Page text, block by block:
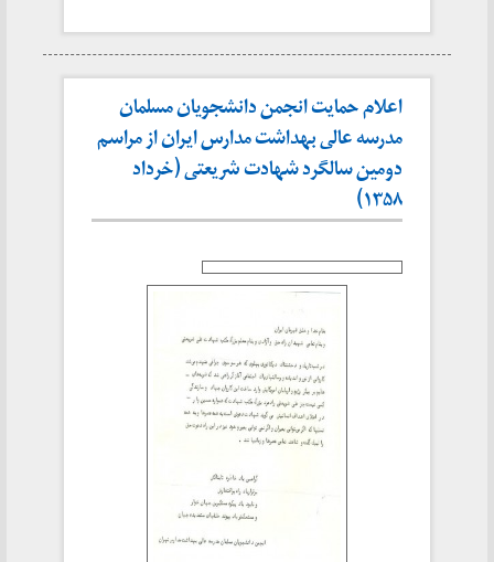
اعلام حمایت انجمن دانشجویان مسلمان
مدرسه عالی بهداشت مدارس ایران از مراسم
دومین سالگرد شهادت شریعتی (خرداد
۱۳۵۸)